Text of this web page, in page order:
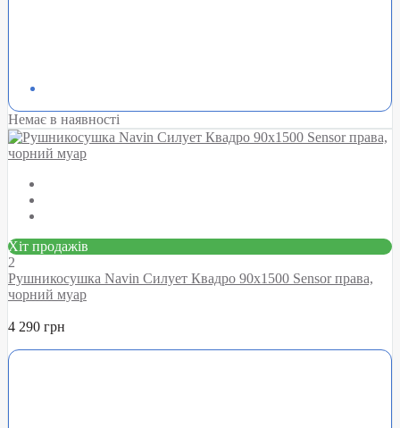
Немає в наявності
Хіт продажів
2
Рушникосушка Navin Силует Квадро 90х1500 Sensor права,
чорний муар
4 290 грн